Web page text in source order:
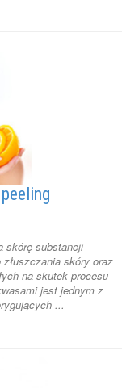
skórę substancji
skóry oraz
na skutek procesu
jest jednym z
...